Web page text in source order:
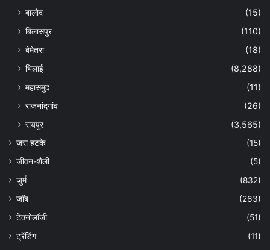
बालोद
(15)
बिलासपुर
(110)
बेमेतरा
(18)
भिलाई
(8,288)
महासमुंद
(11)
राजनांदगांव
(26)
रायपुर
(3,565)
जरा हटके
(15)
जीवन-शैली
(5)
जुर्म
(832)
जॉब
(263)
टेक्नोलॉजी
(51)
ट्रेंडिंग
(11)